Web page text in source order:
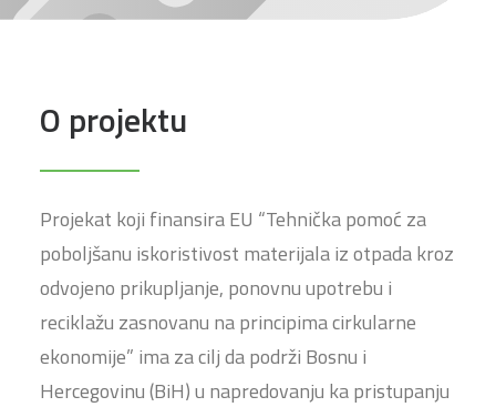
O projektu
Projekat koji finansira EU “Tehnička pomoć za
poboljšanu iskoristivost materijala iz otpada kroz
odvojeno prikupljanje, ponovnu upotrebu i
reciklažu zasnovanu na principima cirkularne
ekonomije” ima za cilj da podrži Bosnu i
Hercegovinu (BiH) u napredovanju ka pristupanju